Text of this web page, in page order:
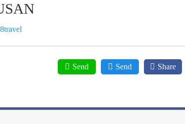
Send Send Share